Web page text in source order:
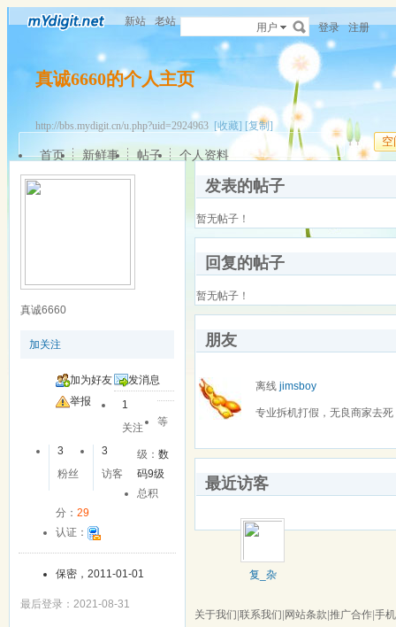
新站 老站 用户 登录 注册
真诚6660的个人主页
http://bbs.mydigit.cn/u.php?uid=2924963 [收藏] [复制]
空
首页 新鲜事 帖子 个人资料
真诚6660
加关注
加为好友
发消息
举报
1
关注
3
粉丝
3
访客
等
级：数
码9级
总积
分： 29
认证：
保密，2011-01-01
最后登录：2021-08-31
发表的帖子
暂无帖子！
回复的帖子
暂无帖子！
朋友
离线 jimsboy
专业拆机打假，无良商家去死
最近访客
复_杂
关于我们|联系我们|网站条款|推广合作|手